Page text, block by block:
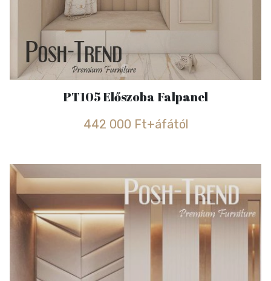
PT105 Előszoba Falpanel
442 000 Ft+áfától